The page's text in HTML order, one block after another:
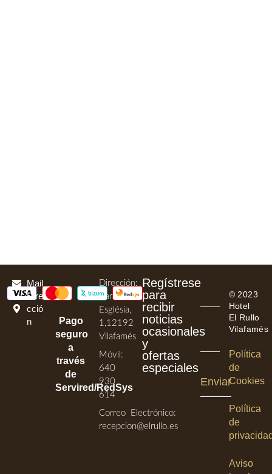
Pago
seguro
a
través
de
Servired/RedSys
Dirección:
Carrer
Església,
1,12192
Vilafamés
Móvil:
640
930
614
Correo Electrónico:
recepcion@elrullo.es
Regístrese
para
recibir
noticias
ocasionales
y
ofertas
especiales
Mail
Dire
cció
n
Enviar
© 2023
Hotel
El Rullo
Vilafamés
Política
de
Cookies
Política
de
Aviso